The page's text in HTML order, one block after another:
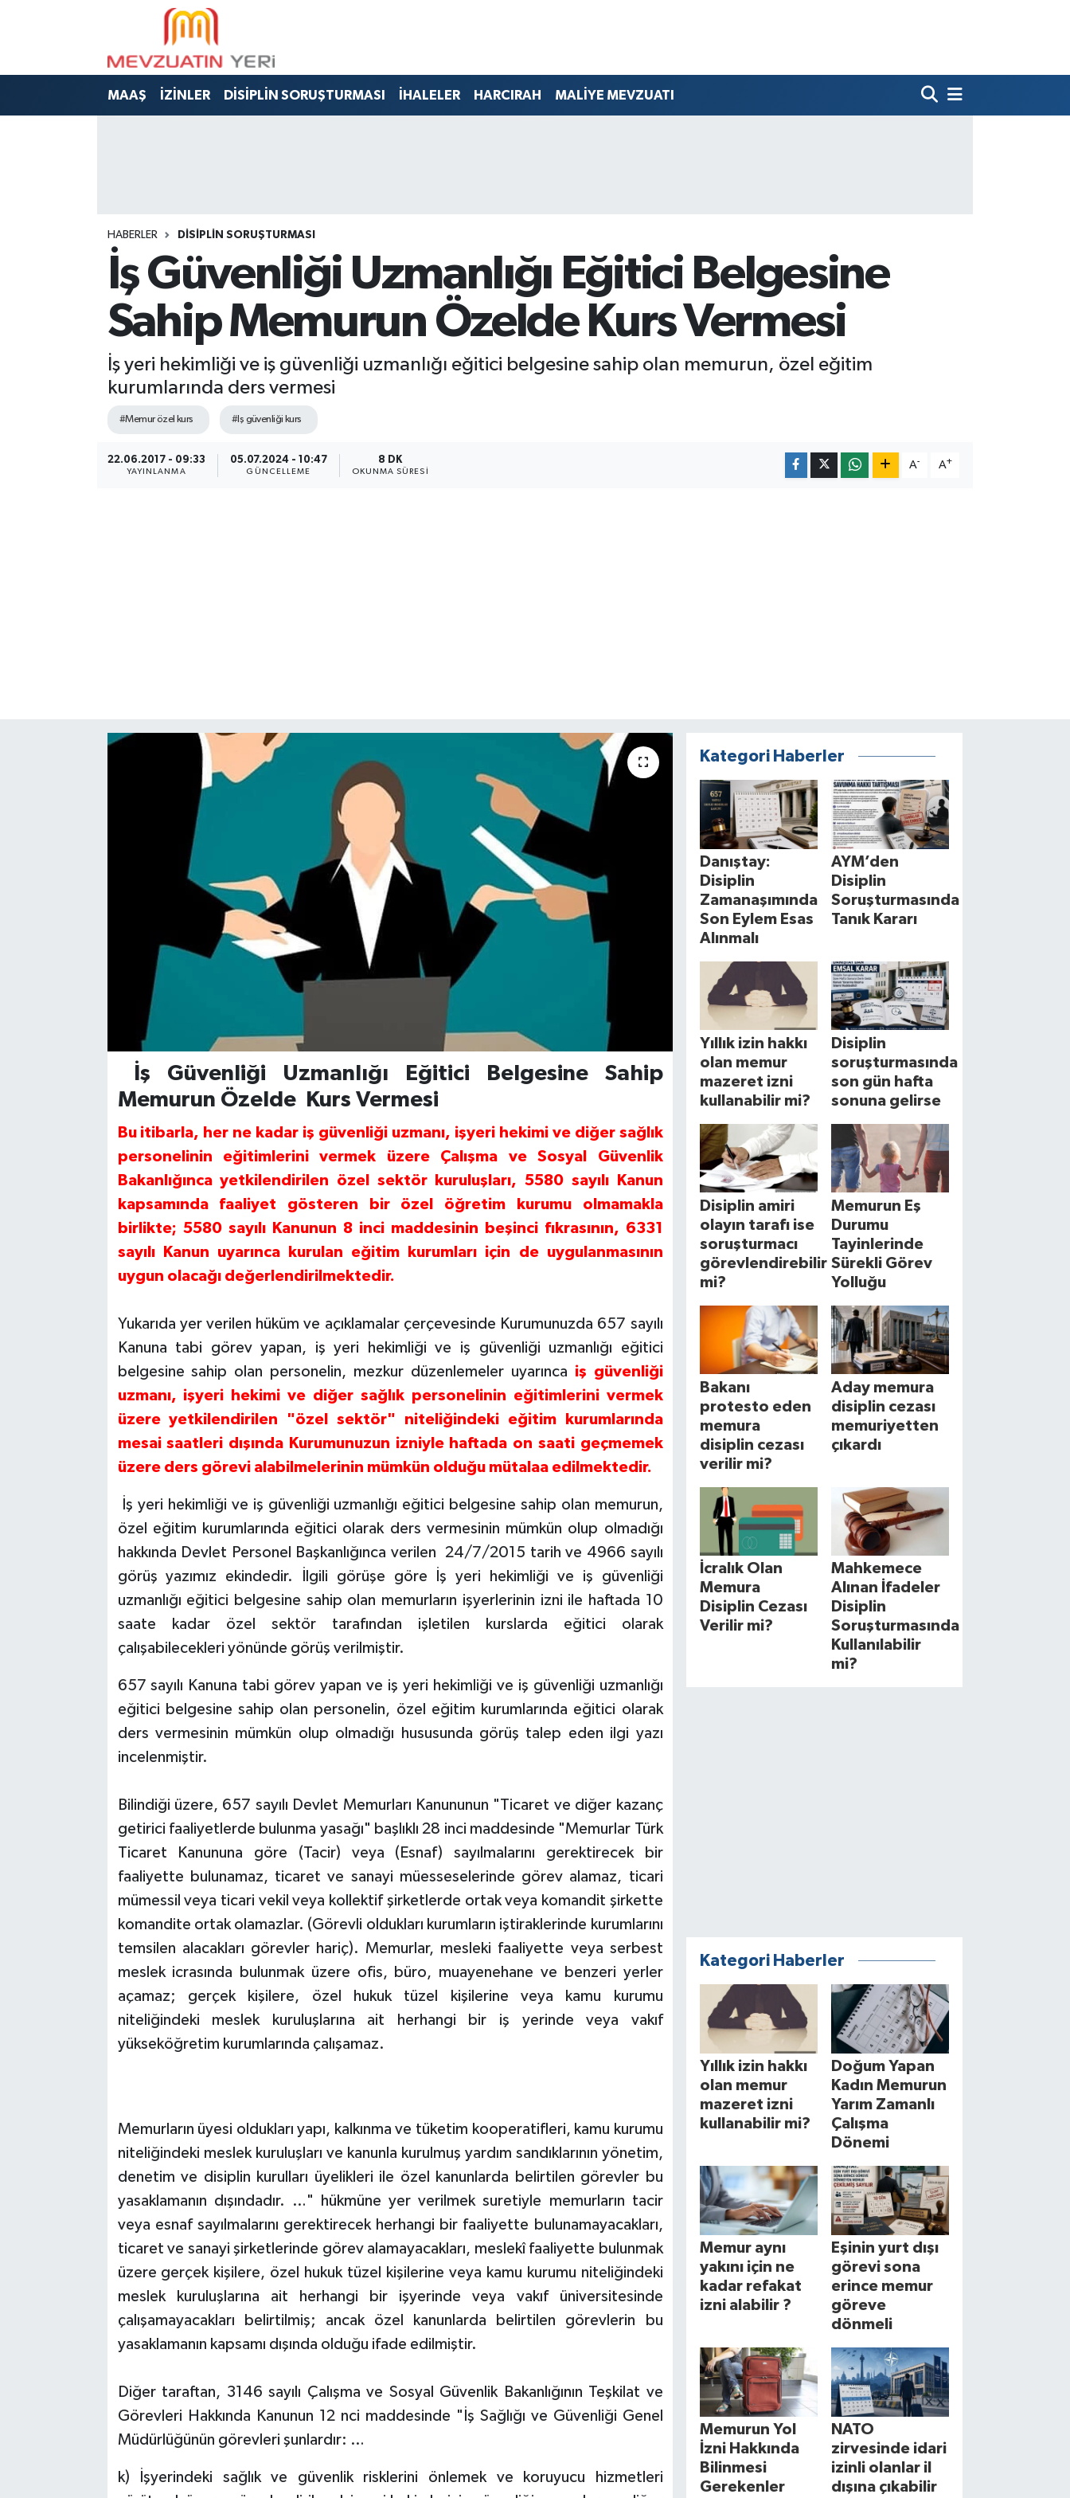
MAAŞ İZİNLER DİSİPLİN SORUŞTURMASI İHALELER HARCIRAH MALİYE MEVZUATI
HABERLER DİSİPLİN SORUŞTURMASI
İş Güvenliği Uzmanlığı Eğitici Belgesine
Sahip Memurun Özelde Kurs Vermesi
İş yeri hekimliği ve iş güvenliği uzmanlığı eğitici belgesine sahip olan memurun, özel eğitim
kurumlarında ders vermesi
#Memur özel kurs #Iş güvenliği kurs
22.06.2017 - 09:33
YAYINLANMA
05.07.2024 - 10:47
GÜNCELLEME
8 DK
OKUNMA SÜRESI
A- A+
İş Güvenliği Uzmanlığı Eğitici Belgesine Sahip
Memurun Özelde Kurs Vermesi
Bu itibarla, her ne kadar iş güvenliği uzmanı, işyeri hekimi ve diğer sağlık
personelinin eğitimlerini vermek üzere Çalışma ve Sosyal Güvenlik
Bakanlığınca yetkilendirilen özel sektör kuruluşları, 5580 sayılı Kanun
kapsamında faaliyet gösteren bir özel öğretim kurumu olmamakla
birlikte; 5580 sayılı Kanunun 8 inci maddesinin beşinci fıkrasının, 6331
sayılı Kanun uyarınca kurulan eğitim kurumları için de uygulanmasının
uygun olacağı değerlendirilmektedir.
Yukarıda yer verilen hüküm ve açıklamalar çerçevesinde Kurumunuzda 657 sayılı
Kanuna tabi görev yapan, iş yeri hekimliği ve iş güvenliği uzmanlığı eğitici
belgesine sahip olan personelin, mezkur düzenlemeler uyarınca iş güvenliği
uzmanı, işyeri hekimi ve diğer sağlık personelinin eğitimlerini vermek
üzere yetkilendirilen "özel sektör" niteliğindeki eğitim kurumlarında
mesai saatleri dışında Kurumunuzun izniyle haftada on saati geçmemek
üzere ders görevi alabilmelerinin mümkün olduğu mütalaa edilmektedir.
İş yeri hekimliği ve iş güvenliği uzmanlığı eğitici belgesine sahip olan memurun,
özel eğitim kurumlarında eğitici olarak ders vermesinin mümkün olup olmadığı
hakkında Devlet Personel Başkanlığınca verilen 24/7/2015 tarih ve 4966 sayılı
görüş yazımız ekindedir. İlgili görüşe göre İş yeri hekimliği ve iş güvenliği
uzmanlığı eğitici belgesine sahip olan memurların işyerlerinin izni ile haftada 10
saate kadar özel sektör tarafından işletilen kurslarda eğitici olarak
çalışabilecekleri yönünde görüş verilmiştir.
657 sayılı Kanuna tabi görev yapan ve iş yeri hekimliği ve iş güvenliği uzmanlığı
eğitici belgesine sahip olan personelin, özel eğitim kurumlarında eğitici olarak
ders vermesinin mümkün olup olmadığı hususunda görüş talep eden ilgi yazı
incelenmiştir.
Bilindiği üzere, 657 sayılı Devlet Memurları Kanununun "Ticaret ve diğer kazanç
getirici faaliyetlerde bulunma yasağı" başlıklı 28 inci maddesinde "Memurlar Türk
Ticaret Kanununa göre (Tacir) veya (Esnaf) sayılmalarını gerektirecek bir
faaliyette bulunamaz, ticaret ve sanayi müesseselerinde görev alamaz, ticari
mümessil veya ticari vekil veya kollektif şirketlerde ortak veya komandit şirkette
komandite ortak olamazlar. (Görevli oldukları kurumların iştiraklerinde kurumlarını
temsilen alacakları görevler hariç). Memurlar, mesleki faaliyette veya serbest
meslek icrasında bulunmak üzere ofis, büro, muayenehane ve benzeri yerler
açamaz; gerçek kişilere, özel hukuk tüzel kişilerine veya kamu kurumu
niteliğindeki meslek kuruluşlarına ait herhangi bir iş yerinde veya vakıf
yükseköğretim kurumlarında çalışamaz.
Memurların üyesi oldukları yapı, kalkınma ve tüketim kooperatifleri, kamu kurumu
niteliğindeki meslek kuruluşları ve kanunla kurulmuş yardım sandıklarının yönetim,
denetim ve disiplin kurulları üyelikleri ile özel kanunlarda belirtilen görevler bu
yasaklamanın dışındadır. …" hükmüne yer verilmek suretiyle memurların tacir
veya esnaf sayılmalarını gerektirecek herhangi bir faaliyette bulunamayacakları,
ticaret ve sanayi şirketlerinde görev alamayacakları, meslekî faaliyette bulunmak
üzere gerçek kişilere, özel hukuk tüzel kişilerine veya kamu kurumu niteliğindeki
meslek kuruluşlarına ait herhangi bir işyerinde veya vakıf üniversitesinde
çalışamayacakları belirtilmiş; ancak özel kanunlarda belirtilen görevlerin bu
yasaklamanın kapsamı dışında olduğu ifade edilmiştir.
Diğer taraftan, 3146 sayılı Çalışma ve Sosyal Güvenlik Bakanlığının Teşkilat ve
Görevleri Hakkında Kanunun 12 nci maddesinde "İş Sağlığı ve Güvenliği Genel
Müdürlüğünün görevleri şunlardır: …
k) İşyerindeki sağlık ve güvenlik risklerini önlemek ve koruyucu hizmetleri
Kategori Haberler
Danıştay:
Disiplin
Zamanaşımında
Son Eylem Esas
Alınmalı
AYM’den
Disiplin
Soruşturmasında
Tanık Kararı
Yıllık izin hakkı
olan memur
mazeret izni
kullanabilir mi?
Disiplin
soruşturmasında
son gün hafta
sonuna gelirse
Disiplin amiri
olayın tarafı ise
soruşturmacı
görevlendirebilir
mi?
Memurun Eş
Durumu
Tayinlerinde
Sürekli Görev
Yolluğu
Bakanı
protesto eden
memura
disiplin cezası
verilir mi?
Aday memura
disiplin cezası
memuriyetten
çıkardı
İcralık Olan
Memura
Disiplin Cezası
Verilir mi?
Mahkemece
Alınan İfadeler
Disiplin
Soruşturmasında
Kullanılabilir
mi?
Kategori Haberler
Yıllık izin hakkı
olan memur
mazeret izni
kullanabilir mi?
Doğum Yapan
Kadın Memurun
Yarım Zamanlı
Çalışma
Dönemi
Memur aynı
yakını için ne
kadar refakat
izni alabilir ?
Eşinin yurt dışı
görevi sona
erince memur
göreve
dönmeli
Memurun Yol
İzni Hakkında
Bilinmesi
Gerekenler
NATO
zirvesinde idari
izinli olanlar il
dışına çıkabilir